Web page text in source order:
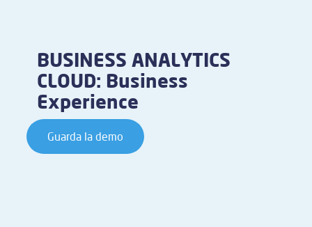
BUSINESS ANALYTICS
CLOUD: Business
Experience
Guarda la demo